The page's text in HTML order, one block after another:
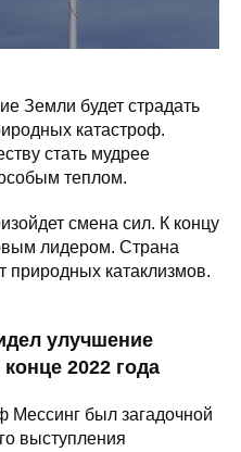
Земли будет страдать
катастроф.
стать мудрее
особым теплом.
смена сил. К концу
лидером. Страна
природных катаклизмов.
улучшение
2022 года
Мессинг был загадочной
выступления